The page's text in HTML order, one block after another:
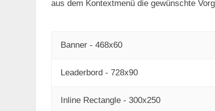
aus dem Kontextmenü die gewünschte
Banner - 468x60
Leaderbord - 728x90
Inline Rectangle - 300x250